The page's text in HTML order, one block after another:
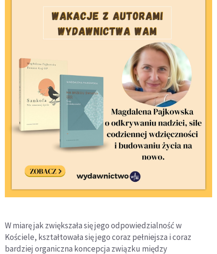
W miarę jak zwiększała się jego odpowiedzialność w
Kościele, kształtowała się jego coraz pełniejsza i coraz
bardziej organiczna koncepcja związku między